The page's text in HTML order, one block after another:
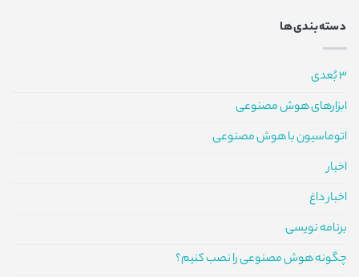
دسته‌بندی‌ها
3 بُعدی
ابزارهای هوش مصنوعی
اتوماسیون با هوش مصنوعی
اخبار
اخبار داغ
برنامه نویسی
چگونه هوش مصنوعی را نصب کنیم؟